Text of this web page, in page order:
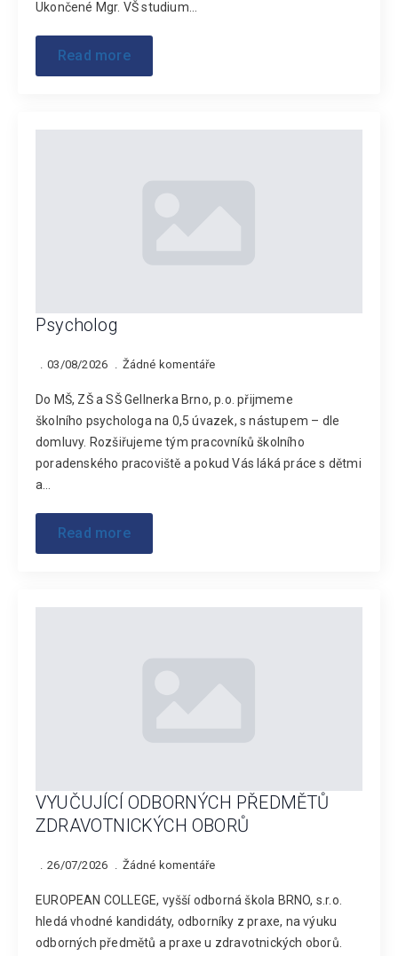
Ukončené Mgr. VŠ studium…
Read more
Psycholog
03/08/2026 Žádné komentáře
Do MŠ, ZŠ a SŠ Gellnerka Brno, p.o. přijmeme
školního psychologa na 0,5 úvazek, s nástupem – dle
domluvy. Rozšiřujeme tým pracovníků školního
poradenského pracoviště a pokud Vás láká práce s dětmi
a…
Read more
VYUČUJÍCÍ ODBORNÝCH PŘEDMĚTŮ
ZDRAVOTNICKÝCH OBORŮ
26/07/2026 Žádné komentáře
EUROPEAN COLLEGE, vyšší odborná škola BRNO, s.r.o.
hledá vhodné kandidáty, odborníky z praxe, na výuku
odborných předmětů a praxe u zdravotnických oborů.